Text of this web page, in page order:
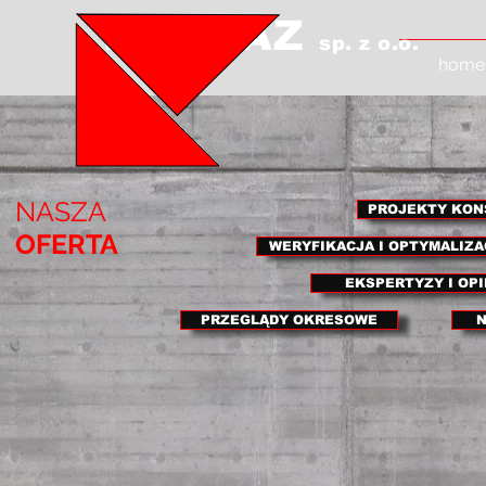
PRONAZ sp. z o.o.
home
NASZA
OFERTA
PROJEKTY
WERYFIKACJA I
EKSPERTYZY I
PRZEGLĄDY OKRESOWE